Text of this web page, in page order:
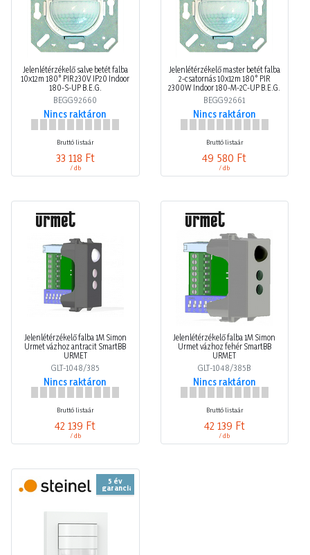
Jelenlétérzékelő salve betét falba
10x12m 180° PIR 230V IP20 Indoor
180-S-UP B.E.G.
BEGG92660
Nincs raktáron
Bruttó listaár
33 118 Ft
/ db
Jelenlétérzékelő master betét falba
2-csatornás 10x12m 180° PIR
2300W Indoor 180-M-2C-UP B.E.G.
BEGG92661
Nincs raktáron
Bruttó listaár
49 580 Ft
/ db
Jelenlétérzékelő falba 1M Simon
Urmet vázhoz antracit SmartBB
URMET
GLT-1048/385
Nincs raktáron
Bruttó listaár
42 139 Ft
/ db
Jelenlétérzékelő falba 1M Simon
Urmet vázhoz fehér SmartBB
URMET
GLT-1048/385B
Nincs raktáron
Bruttó listaár
42 139 Ft
/ db
5 év
garancia